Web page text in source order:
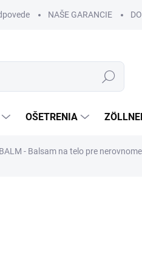
NAŠE GARANCIE
Hľadať
OŠETRENIA
- Balsam na telo pre